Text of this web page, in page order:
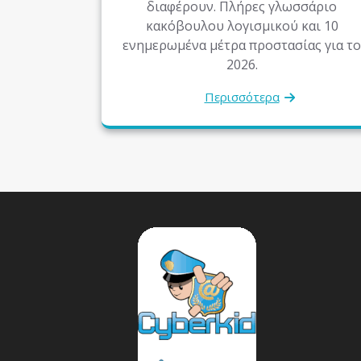
διαφέρουν. Πλήρες γλωσσάριο
κακόβουλου λογισμικού και 10
ενημερωμένα μέτρα προστασίας για το
2026.
Περισσότερα